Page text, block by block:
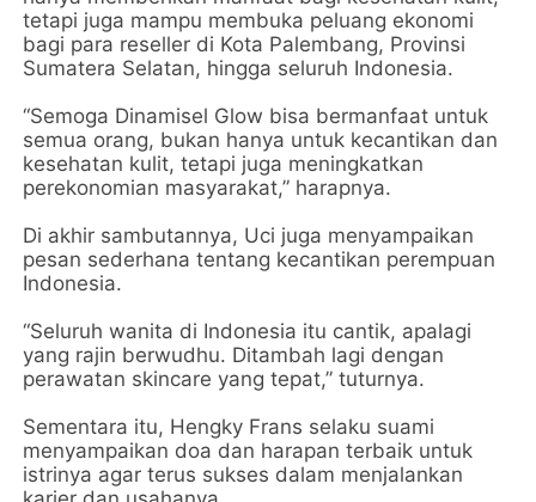
tetapi juga mampu membuka peluang ekonomi
bagi para reseller di Kota Palembang, Provinsi
Sumatera Selatan, hingga seluruh Indonesia.
“Semoga Dinamisel Glow bisa bermanfaat untuk
semua orang, bukan hanya untuk kecantikan dan
kesehatan kulit, tetapi juga meningkatkan
perekonomian masyarakat,” harapnya.
Di akhir sambutannya, Uci juga menyampaikan
pesan sederhana tentang kecantikan perempuan
Indonesia.
“Seluruh wanita di Indonesia itu cantik, apalagi
yang rajin berwudhu. Ditambah lagi dengan
perawatan skincare yang tepat,” tuturnya.
Sementara itu, Hengky Frans selaku suami
menyampaikan doa dan harapan terbaik untuk
istrinya agar terus sukses dalam menjalankan